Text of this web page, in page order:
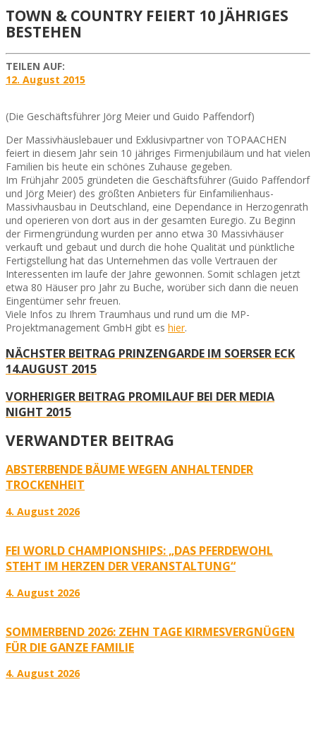
TOWN & COUNTRY FEIERT 10 JÄHRIGES
BESTEHEN
TEILEN AUF:
12. August 2015
(Die Geschäftsführer Jörg Meier und Guido Paffendorf)
Der Massivhäuslebauer und Exklusivpartner von TOPAACHEN
feiert in diesem Jahr sein 10 jähriges Firmenjubiläum und hat vielen
Familien bis heute ein schönes Zuhause gegeben.
Im Frühjahr 2005 gründeten die Geschäftsführer (Guido Paffendorf
und Jörg Meier) des größten Anbieters für Einfamilienhaus-
Massivhausbau in Deutschland, eine Dependance in Herzogenrath
und operieren von dort aus in der gesamten Euregio. Zu Beginn
der Firmengründung wurden per anno etwa 30 Massivhäuser
verkauft und gebaut und durch die hohe Qualität und pünktliche
Fertigstellung hat das Unternehmen das volle Vertrauen der
Interessenten im laufe der Jahre gewonnen. Somit schlagen jetzt
etwa 80 Häuser pro Jahr zu Buche, worüber sich dann die neuen
Eingentümer sehr freuen.
Viele Infos zu Ihrem Traumhaus und rund um die MP-
Projektmanagement GmbH gibt es hier.
NÄCHSTER BEITRAG PRINZENGARDE IM SOERSER ECK
14.AUGUST 2015
VORHERIGER BEITRAG PROMILAUF BEI DER MEDIA
NIGHT 2015
VERWANDTER BEITRAG
ABSTERBENDE BÄUME WEGEN ANHALTENDER
TROCKENHEIT
4. August 2026
FEI WORLD CHAMPIONSHIPS: „DAS PFERDEWOHL
STEHT IM HERZEN DER VERANSTALTUNG“
4. August 2026
SOMMERBEND 2026: ZEHN TAGE KIRMESVERGNÜGEN
FÜR DIE GANZE FAMILIE
4. August 2026